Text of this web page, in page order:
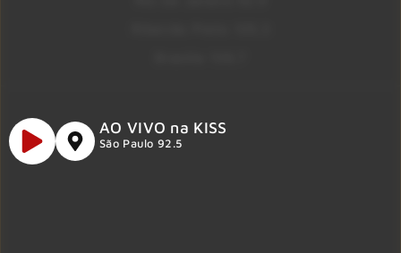
AO VIVO na KISS
São Paulo 92.5